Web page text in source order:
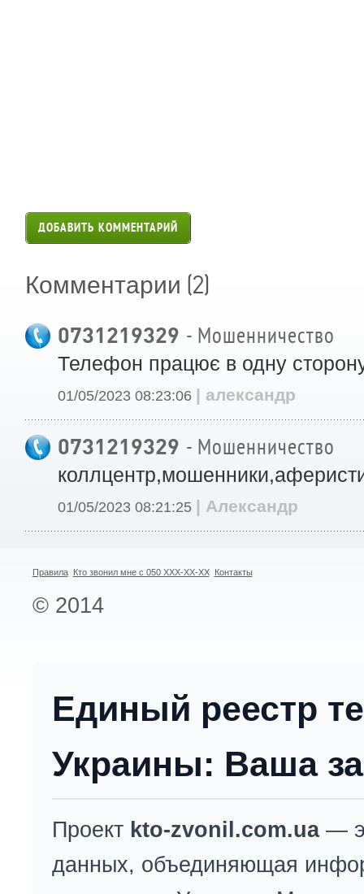
ДОБАВИТЬ КОММЕНТАРИЙ
Комментарии (2)
0731219329 - Мошенничество
Телефон працює в одну
01/05/2023 08:23:06 | александр
0731219329 - Мошенничество
01/05/2023 08:21:25 | Александр
Правила Кто звонил мне с 050 XXX-XX-XX Контакты
© 2014
Единый реестр
Украины: Ваша
Проект kto-zvonil.com.ua—
данных, объединяющая